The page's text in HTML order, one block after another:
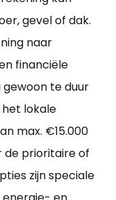
gevel of dak.
naar
financiële
gewoon te duur
het lokale
max. €15.000
de prioritaire of
zijn speciale